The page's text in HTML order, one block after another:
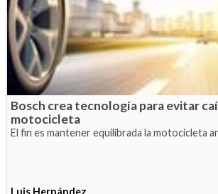
Bosch crea tecnología para evitar
motocicleta
El fin es mantener equilibrada la motocicleta
Luis Hernández